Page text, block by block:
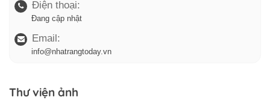
Điện thoại:
Đang cập nhật
Email:
info@nhatrangtoday.vn
Thư viện ảnh